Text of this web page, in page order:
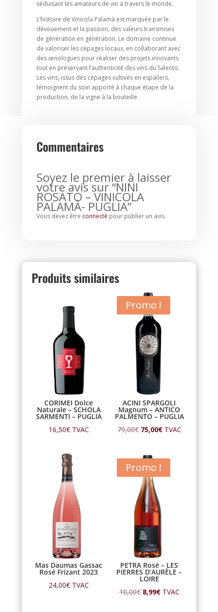
séduisant les amateurs de vin à travers le monde.
L’histoire de Vinicola Palamà est marquée par le
dévouement et la passion, des valeurs transmises
de génération en génération. Le domaine continue
de valoriser les cépages locaux, en collaborant avec
des œnologues pour réaliser des projets innovants
tout en préservant l’authenticité des vins du Salento.
Les vins, issus des cépages cultivés en espaliers,
témoignent du soin apporté à chaque étape de la
production, de la vigne à la bouteille.
Commentaires
Soyez le premier à laisser
votre avis sur “NINI
ROSATO – VINICOLA
PALAMÀ- PUGLIA”
Vous devez être connecté pour publier un avis.
Produits similaires
CORIMEI Dolce
Naturale – SCHOLA
SARMENTI – PUGLIA
16,50€ TVAC
Promo !
ACINI SPARGOLI
Magnum – ANTICO
PALMENTO – PUGLIA
79,00€ Le
initial
était :
79,00€.
75,00€Le
75,00€.
TVAC
Mas Daumas Gassac
Rosé Frizant 2023
24,00€ TVAC
Promo !
PETRA Rosé – LES
PIERRES D’AURÈLE –
LOIRE
10,00€ Le
8,99€LeTVAC